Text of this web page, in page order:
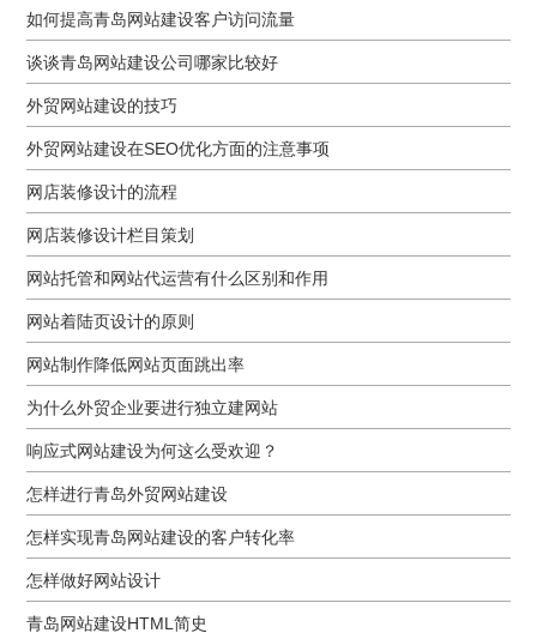
如何提高青岛网站建设客户访问流量
谈谈青岛网站建设公司哪家比较好
外贸网站建设的技巧
外贸网站建设在SEO优化方面的注意事项
网店装修设计的流程
网店装修设计栏目策划
网站托管和网站代运营有什么区别和作用
网站着陆页设计的原则
网站制作降低网站页面跳出率
为什么外贸企业要进行独立建网站
响应式网站建设为何这么受欢迎？
怎样进行青岛外贸网站建设
怎样实现青岛网站建设的客户转化率
怎样做好网站设计
青岛网站建设HTML简史